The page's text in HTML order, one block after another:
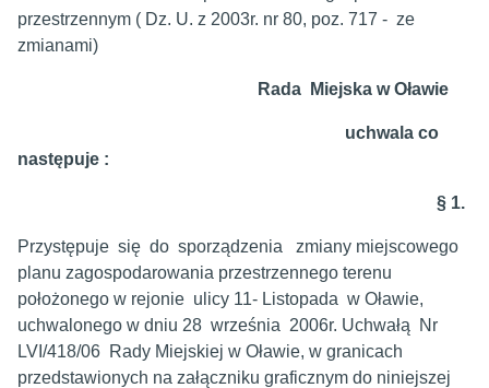
przestrzennym ( Dz. U. z 2003r. nr 80, poz. 717 - ze
zmianami)
Rada Miejska w Oławie
uchwala co
następuje :
§ 1.
Przystępuje się do sporządzenia zmiany miejscowego
planu zagospodarowania przestrzennego terenu
położonego w rejonie ulicy 11- Listopada w Oławie,
uchwalonego w dniu 28 września 2006r. Uchwałą Nr
LVI/418/06 Rady Miejskiej w Oławie, w granicach
przedstawionych na załączniku graficznym do niniejszej